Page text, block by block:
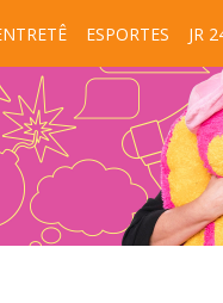
ESPORTES JR